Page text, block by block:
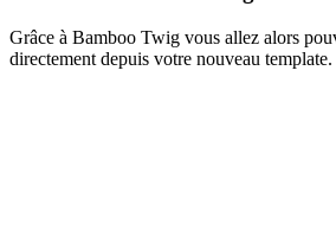
Grâce à Bamboo Twig vous allez alors
directement depuis votre nouveau template.